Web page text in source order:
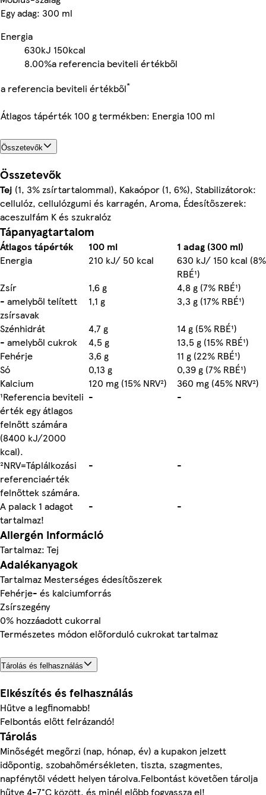
Egy adag: 300 ml
Energia
630kJ 150kcal
8.00%a referencia beviteli értékből
a referencia beviteli értékből*
Átlagos tápérték 100 g termékben: Energia 100 ml
Összetevők
Összetevők
Tej (1, 3% zsírtartalommal), Kakaópor (1, 6%), Stabilizátorok:
cellulóz, cellulózgumi és karragén, Aroma, Édesítőszerek:
aceszulfám K és szukralóz
Tápanyagtartalom
Átlagos tápérték 100 ml
1 adag (300 ml)
Energia
210 kJ/ 50 kcal
630 kJ/ 150 kcal (8%
RBÉ¹)
Zsír
1,6 g
4,8 g (7% RBÉ¹)
- amelyből telített
zsírsavak
1,1 g
3,3 g (17% RBÉ¹)
Szénhidrát
4,7 g
14 g (5% RBÉ¹)
- amelyből cukrok
4,5 g
13,5 g (15% RBÉ¹)
Fehérje
3,6 g
11 g (22% RBÉ¹)
Só
0,13 g
0,39 g (7% RBÉ¹)
Kalcium
120 mg (15% NRV²)
360 mg (45% NRV²)
¹Referencia beviteli
érték egy átlagos
felnőtt számára
(8400 kJ/2000
kcal).
- -
²NRV=Táplálkozási
referenciaérték
felnőttek számára.
- -
A palack 1 adagot
tartalmaz!
- -
Allergén információ
Tartalmaz: Tej
Adalékanyagok
Tartalmaz Mesterséges édesítőszerek
Fehérje- és kalciumforrás
Zsírszegény
0% hozzáadott cukorral
Természetes módon előforduló cukrokat tartalmaz
Tárolás és felhasználás
Elkészítés és felhasználás
Hűtve a legfinomabb!
Felbontás előtt felrázandó!
Tárolás
Minőségét megőrzi (nap, hónap, év) a kupakon jelzett
időpontig, szobahőmérsékleten, tiszta, szagmentes,
napfénytől védett helyen tárolva.Felbontást követően tárolja
hűtve 4-7°C között, és minél előbb fogyassza el!